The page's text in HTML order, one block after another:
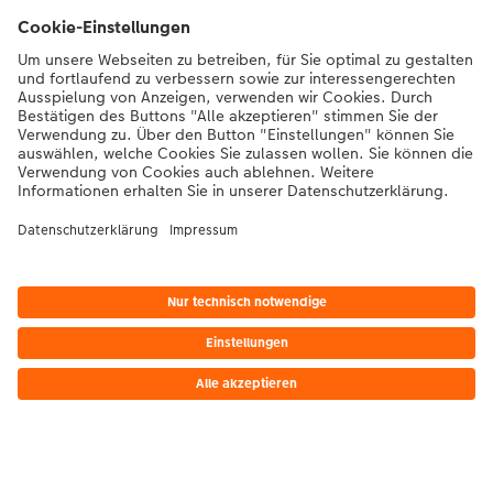
Kontakt & Hilfe
Die Migros
Bei Fragen zu Produkten oder der Bestellung können Sie uns gerne von
Montag bis Samstag von 8:00 – 20:00 Uhr und Sonntag von 10:00 –
20:00 Uhr (gesetzliche Feiertage ausgenommen) unter der
*Die Preise gelten inkl. MWST zzgl. Versandkosten gem.PreislisteDas abgebildete
Produkt hat ggfs. einen höheren Preis.
|AGB|Datenschutz|Impressum